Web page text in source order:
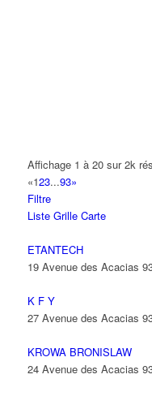
ABBAOUI TOUFIK
10 Allée Georges
ABBES SARAH
Affichage 1 à 20 sur 2k
«123...93»
Filtre
Liste Grille Carte
ETANTECH
19 Avenue des Acacias
K F Y
27 Avenue des Acacias
KROWA BRONISLAW
24 Avenue des Acacias